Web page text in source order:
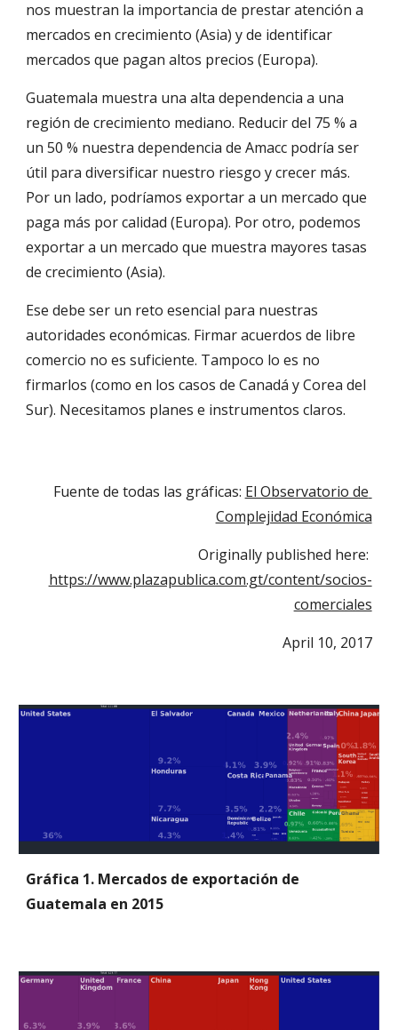
nos muestran la importancia de prestar atención a
mercados en crecimiento (Asia) y de identificar
mercados que pagan altos precios (Europa).
Guatemala muestra una alta dependencia a una
región de crecimiento mediano. Reducir del 75 % a
un 50 % nuestra dependencia de Amacc podría ser
útil para diversificar nuestro riesgo y crecer más.
Por un lado, podríamos exportar a un mercado que
paga más por calidad (Europa). Por otro, podemos
exportar a un mercado que muestra mayores tasas
de crecimiento (Asia).
Ese debe ser un reto esencial para nuestras
autoridades económicas. Firmar acuerdos de libre
comercio no es suficiente. Tampoco lo es no
firmarlos (como en los casos de Canadá y Corea del
Sur). Necesitamos planes e instrumentos claros.
Fuente de todas las gráficas: El Observatorio de
Complejidad Económica
https://www.plazapublica.com.gt/content/socios-
comerciales
April 10, 2017
Gráfica 1. Mercados de exportación de
Guatemala en 2015